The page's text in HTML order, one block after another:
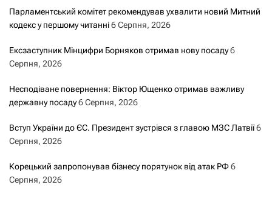
Парламентський комітет рекомендував ухвалити новий Митний
кодекс у першому читанні6 Серпня, 2026
Ексзаступник Мінцифри Борняков отримав нову посаду6
Серпня, 2026
Несподіване повернення: Віктор Ющенко отримав важливу
державну посаду6 Серпня, 2026
Вступ України до ЄС. Президент зустрівся з главою МЗС Латвії6
Серпня, 2026
Корецький запропонував бізнесу порятунок від атак РФ6
Серпня, 2026